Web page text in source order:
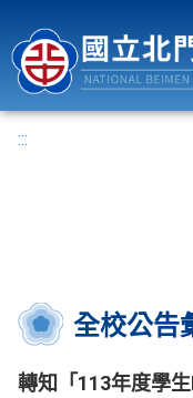
:::
全校公告
轉知「113年度學